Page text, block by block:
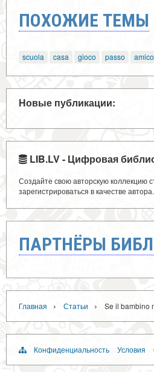
ПОХОЖИЕ ТЕМЫ
scuola casa gioco passo amico
Новые публикации:
LIB.LV - Цифровая
Создайте свою авторскую коллекцию
зарегистрироваться в качестве автора.
ПАРТНЁРЫ
Главная › Статьи › Se il bambino
Конфиденциальность Условия